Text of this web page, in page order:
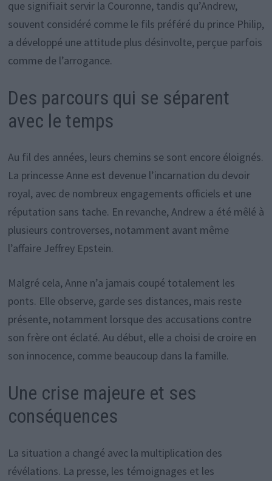
que signifiait servir la Couronne, tandis qu’Andrew,
souvent considéré comme le fils préféré du prince Philip,
a développé une attitude plus désinvolte, perçue parfois
comme de l’arrogance.
Des parcours qui se séparent
avec le temps
Au fil des années, leurs chemins se sont encore éloignés.
La princesse Anne est devenue l’incarnation du devoir
royal, avec de nombreux engagements officiels et une
réputation sans tache. En revanche, Andrew a été mêlé à
plusieurs controverses, notamment avant même
l’affaire Jeffrey Epstein.
Malgré cela, Anne n’a jamais coupé totalement les
ponts. Elle observe, garde ses distances, mais reste
présente, notamment lorsque des accusations contre
son frère ont éclaté. Au début, elle a choisi de croire en
son innocence, comme beaucoup dans la famille.
Une crise majeure et ses
conséquences
La situation a changé avec la multiplication des
révélations. La presse, les témoignages et les